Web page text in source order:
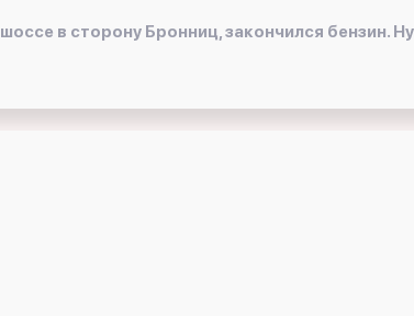
в сторону Бронниц, закончился бензин.